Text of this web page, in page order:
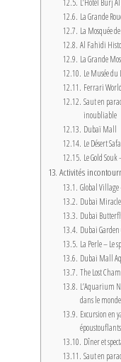
L’Hôtel Burj
La Grande
La Mosquée
Al Fahidi
La Grande
Le Musée
Ferrari
Saut en
inoubliable
Dubaï Mall
Le Désert
Le Gold
Activités
Global
Dubai
Dubai
Dubai
La Perle – Le
Dubai Mall
The Lost
L’Aquarium
dans le
Excursion en
époustouflants
Dîner et
Saut en